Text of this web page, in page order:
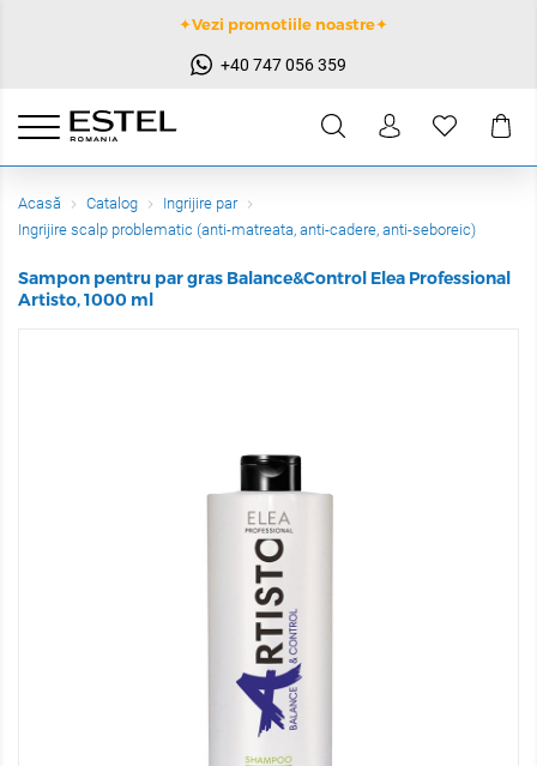
✦Vezi promotiile noastre✦
+40 747 056 359
Acasă Catalog
Ingrijire par
Ingrijire scalp problematic (anti-matreata, anti-cadere, anti-seboreic)
Sampon pentru par gras Balance&Control Elea Professional
Artisto, 1000 ml